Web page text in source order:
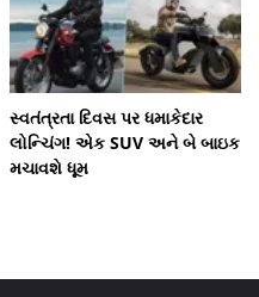
સ્વતંત્રતા દિવસ પર ધમાકેદાર
લોન્ચિંગ! એક SUV અને બે બાઇક
મચાવશે ધૂમ